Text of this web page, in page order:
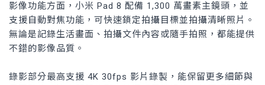
影像功能方面，小米 Pad 8 配備 1,300 萬畫素主鏡頭，並
支援自動對焦功能，可快速鎖定拍攝目標並拍攝清晰照片。
無論是記錄生活畫面、拍攝文件內容或隨手拍照，都能提供
不錯的影像品質。
錄影部分最高支援 4K 30fps 影片錄製，能保留更多細節與